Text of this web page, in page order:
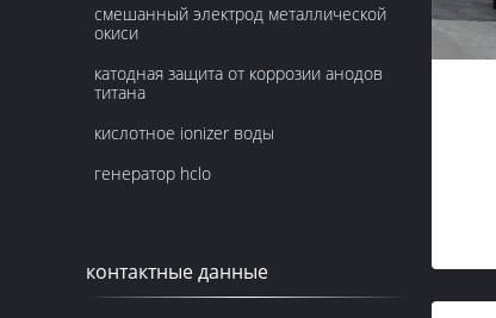
смешанный электрод металлической
окиси
катодная защита от коррозии анодов
титана
кислотное ionizer воды
генератор hclo
контактные данные